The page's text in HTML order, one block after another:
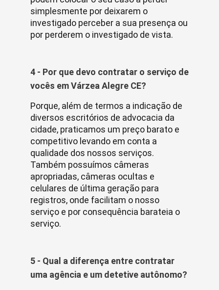
simplesmente por deixarem o
investigado perceber a sua presença ou
por perderem o investigado de vista.
4 - Por que devo contratar o serviço de
vocês em Várzea Alegre CE?
Porque, além de termos a indicação de
diversos escritórios de advocacia da
cidade, praticamos um preço barato e
competitivo levando em conta a
qualidade dos nossos serviços.
Também possuímos câmeras
apropriadas, câmeras ocultas e
celulares de última geração para
registros, onde facilitam o nosso
serviço e por consequência barateia o
serviço.
5 - Qual a diferença entre contratar
uma agência e um detetive autônomo?